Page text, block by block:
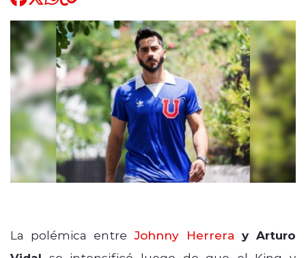
La polémica entreJohnny Herrera y Arturo